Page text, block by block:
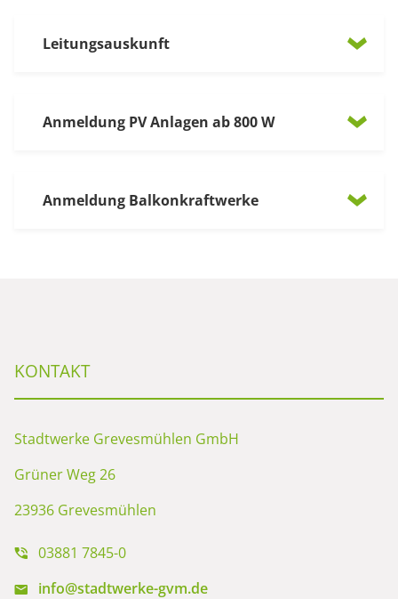
Leitungsauskunft
Anmeldung PV Anlagen ab 800 W
Anmeldung Balkonkraftwerke
KONTAKT
Stadtwerke Grevesmühlen GmbH
Grüner Weg 26
23936 Grevesmühlen
03881 7845-0
info@stadtwerke-gvm.de